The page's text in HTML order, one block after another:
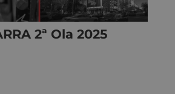
2ª Ola 2025